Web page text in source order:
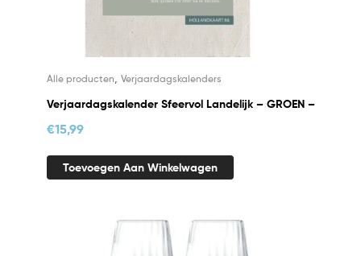
Alle producten Verjaardagskalenders
Verjaardagskalender Sfeervol Landelijk – GROEN –
€15,99
Toevoegen Aan Winkelwagen